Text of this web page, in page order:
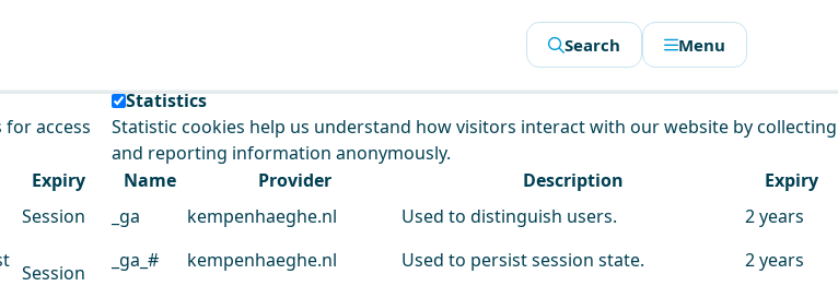
access
Expiry
Session
Session
Statistics
Statistic cookies help us understand how visitors interact with our website by collecting
and reporting information anonymously.
Name
Provider Description
Expiry
_ga
kempenhaeghe.nl Used to distinguish users.
2 years
_ga_#
kempenhaeghe.nl Used to persist session state.
2 years
Search Menu